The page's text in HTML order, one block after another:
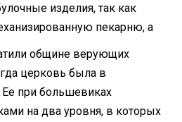
изделия, так как
пекарню, а
общине верующих
церковь была в
Ее при большевиках
на два уровня, в которых